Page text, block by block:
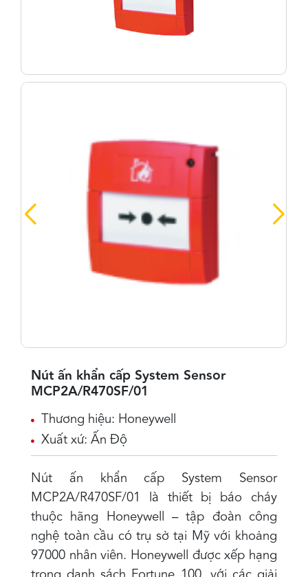
Nút ấn khẩn cấp System Sensor
MCP2A/R470SF/01
Thương hiệu: Honeywell
Xuất xứ: Ấn Độ
Nút ấn khẩn cấp System Sensor
MCP2A/R470SF/01 là thiết bị báo cháy
thuộc hãng Honeywell – tập đoàn công
nghệ toàn cầu có trụ sở tại Mỹ với khoảng
97000 nhân viên. Honeywell được xếp hạng